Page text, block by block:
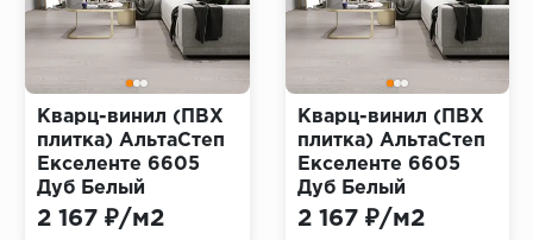
Кварц-винил (ПВХ
плитка) АльтаСтеп
Екселенте 6605
Дуб Белый
(Exelente Alta Step)
2 167 ₽/м2
Кварц-винил (ПВХ
плитка) АльтаСтеп
Екселенте 6605
Дуб Белый
(Exelente Alta Step)
2 167 ₽/м2